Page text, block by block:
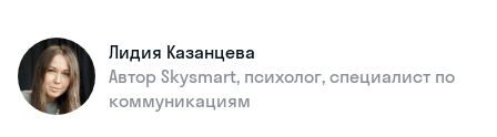
Лидия Казанцева
Автор Skysmart, психолог, специалист по
коммуникациям